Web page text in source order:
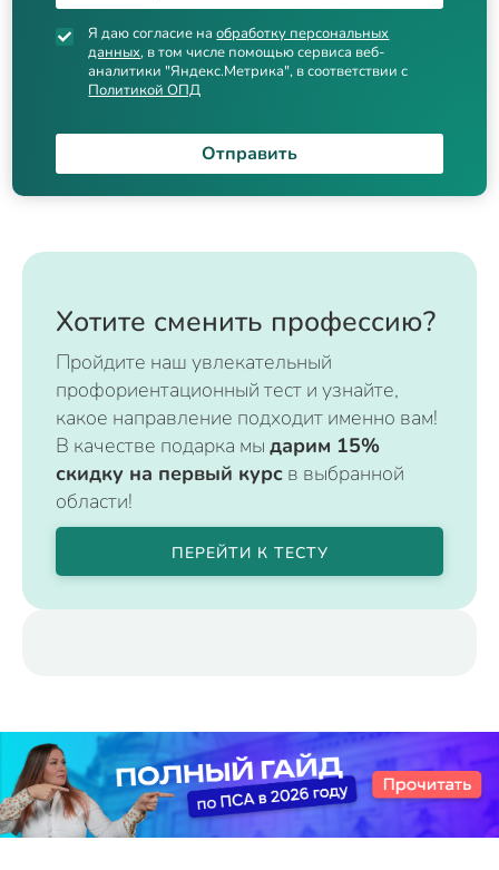
Я даю согласие наобработку персональных
данных, в том числе помощью сервиса веб-
аналитики "Яндекс.Метрика", в соответствии с
Политикой ОПД
Отправить
Хотите сменить профессию?
Пройдите наш увлекательный
профориентационный тест и узнайте,
какое направление подходит именно вам!
В качестве подарка мы дарим 15%
скидку на первый курс в выбранной
области!
ПЕРЕЙТИ К ТЕСТУ